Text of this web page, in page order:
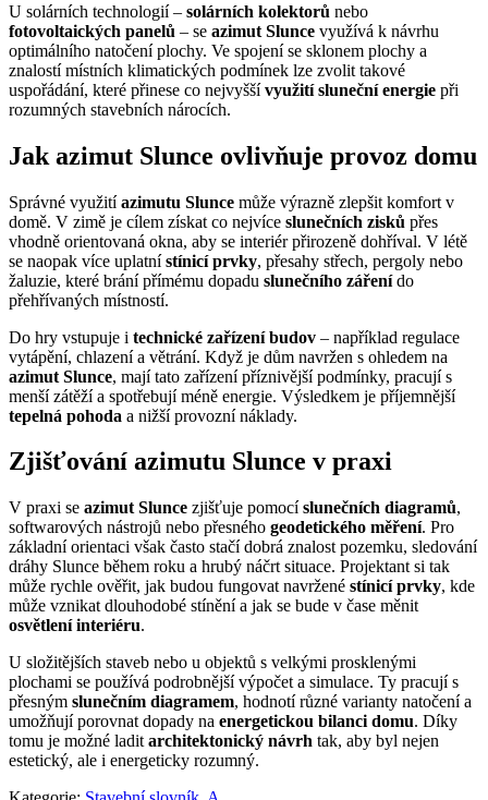
U solárních technologií – solárních kolektorů nebo
fotovoltaických panelů – se azimut Slunce využívá k návrhu
optimálního natočení plochy. Ve spojení se sklonem plochy a
znalostí místních klimatických podmínek lze zvolit takové
uspořádání, které přinese co nejvyššívyužití sluneční energie při
rozumných stavebních nárocích.
Jak azimut Slunce ovlivňuje provoz domu
Správné využitíazimutu Slunce může výrazně zlepšit komfort v
domě. V zimě je cílem získat co nejvíce slunečních zisků přes
vhodně orientovaná okna, aby se interiér přirozeně dohříval. V létě
se naopak více uplatnístínicí prvky, přesahy střech, pergoly nebo
žaluzie, které brání přímému dopadu slunečního zářenído
přehřívaných místností.
Do hry vstupuje i technické zařízení budov – například regulace
vytápění, chlazení a větrání. Když je dům navržen s ohledem na
azimut Slunce, mají tato zařízení příznivější podmínky, pracují s
menší zátěží a spotřebují méně energie. Výsledkem je příjemnější
tepelná pohoda a nižší provozní náklady.
Zjišťování azimutu Slunce v praxi
V praxi se azimut Slunce zjišťuje pomocíslunečních diagramů,
softwarových nástrojů nebo přesného geodetického měření. Pro
základní orientaci však často stačí dobrá znalost pozemku, sledování
dráhy Slunce během roku a hrubý náčrt situace. Projektant si tak
může rychle ověřit, jak budou fungovat navržené stínicí prvky, kde
může vznikat dlouhodobé stínění a jak se bude v čase měnit
osvětlení interiéru.
U složitějších staveb nebo u objektů s velkými prosklenými
plochami se používá podrobnější výpočet a simulace. Ty pracují s
přesným slunečním diagramem, hodnotí různé varianty natočení a
umožňují porovnat dopady na energetickou bilanci domu. Díky
tomu je možné ladit architektonický návrh tak, aby byl nejen
estetický, ale i energeticky rozumný.